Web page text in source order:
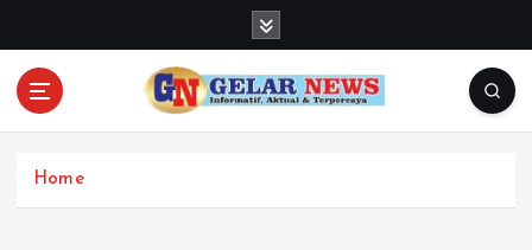
Home